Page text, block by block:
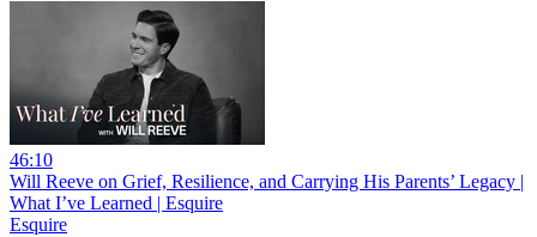
46:10
Will Reeve on Grief, Resilience, and Carrying His Parents’ Legacy |
What I’ve Learned | Esquire
Esquire